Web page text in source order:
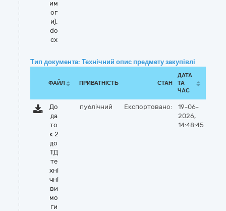
им
ог
и).
do
cx
Тип документа: Технічний опис предмету закупівлі
ФАЙЛ ПРИВАТНІСТЬ СТАН
ДАТА
ТА
ЧАС
До
да
то
к 2
до
ТД
те
хні
чні
ви
мо
ги
публічний Експортовано:
19-06-
2026,
14:48:45